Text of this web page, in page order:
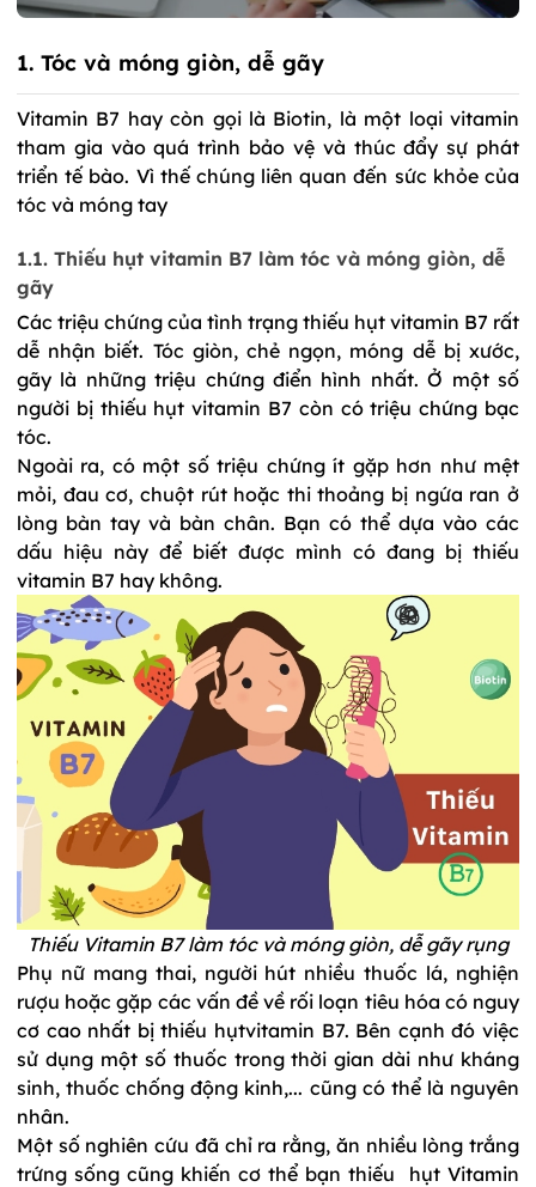
1. Tóc và móng giòn, dễ gãy
Vitamin B7 hay còn gọi là Biotin, là một loại vitamin
tham gia vào quá trình bảo vệ và thúc đẩy sự phát
triển tế bào. Vì thế chúng liên quan đến sức khỏe của
tóc và móng tay
1.1. Thiếu hụt vitamin B7 làm tóc và móng giòn, dễ
gãy
Các triệu chứng của tình trạng thiếu hụt vitamin B7 rất
dễ nhận biết. Tóc giòn, chẻ ngọn, móng dễ bị xước,
gãy là những triệu chứng điển hình nhất. Ở một số
người bị thiếu hụtvitamin B7 còn có triệu chứng bạc
tóc.
Ngoài ra, có một số triệu chứng ít gặp hơn như mệt
mỏi, đau cơ, chuột rút hoặc thi thoảng bị ngứa ran ở
lòng bàn tay và bàn chân. Bạn có thể dựa vào các
dấu hiệu này để biết được mình có đang bị thiếu
vitamin B7 hay không.
Thiếu Vitamin B7 làm tóc và móng giòn, dễ gãy rụng
Phụ nữ mang thai, người hút nhiều thuốc lá, nghiện
rượu hoặc gặp các vấn đề về rối loạn tiêu hóa có nguy
cơ cao nhất bị thiếu hụtvitamin B7. Bên cạnh đó việc
sử dụng một số thuốc trong thời gian dài như kháng
sinh, thuốc chống động kinh,... cũng có thể là nguyên
nhân.
Một số nghiên cứu đã chỉ ra rằng, ăn nhiều lòng trắng
trứng sống cũng khiến cơ thể bạn thiếu hụt Vitamin